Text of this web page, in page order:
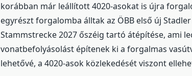
korábban már leállított 4020-asokat is újra
egyrészt forgalomba álltak az ÖBB első új
Stammstrecke 2027 őszéig tartó átépítése, ami
vonatbefolyásolást építenek ki a forgalmas
lehetővé, a 4020-asok közlekedését viszont